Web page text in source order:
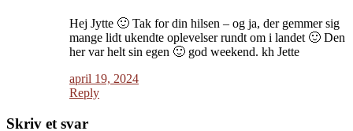
Hej Jytte 🙂 Tak for din hilsen – og ja, der gemmer sig
mange lidt ukendte oplevelser rundt om i landet 🙂 Den
her var helt sin egen 🙂 god weekend. kh Jette
april 19, 2024
Reply
Skriv et svar